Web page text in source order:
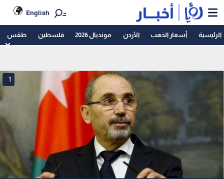
English
الرئيسية أسعار الذهب الأردن مونديال 2026 فلسطين طقس
1